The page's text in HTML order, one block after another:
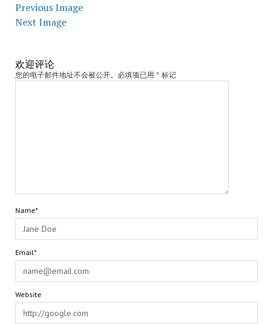
Previous Image
Next Image
欢迎评论
您的电子邮件地址不会被公开。必填项已用 * 标记
Name*
Email*
Website